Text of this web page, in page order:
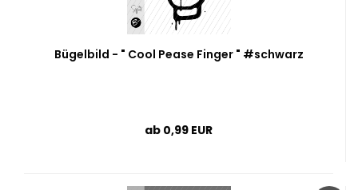
Bügelbild - " Cool Pease Finger " #schwarz
ab 0,99 EUR